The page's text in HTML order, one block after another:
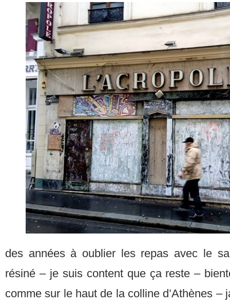
des années à oublier les repas avec le
résiné – je suis content que ça reste –
comme sur le haut de la colline d’Athènes –